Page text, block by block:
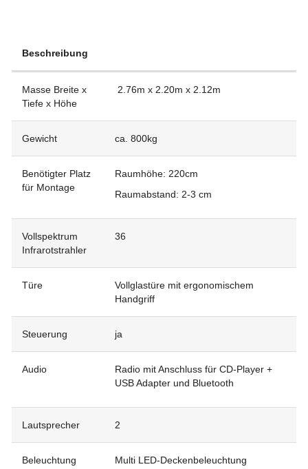
Beschreibung
Masse Breite x
Tiefe x Höhe
2.76m x 2.20m x 2.12m
Gewicht ca. 800kg
Benötigter Platz
für Montage
Raumhöhe: 220cm
Raumabstand: 2-3 cm
Vollspektrum
Infrarotstrahler
36
Türe
Vollglastüre mit ergonomischem
Handgriff
Steuerung ja
Audio
Radio mit Anschluss für CD-Player +
USB Adapter und Bluetooth
Lautsprecher 2
Beleuchtung Multi LED-Deckenbeleuchtung